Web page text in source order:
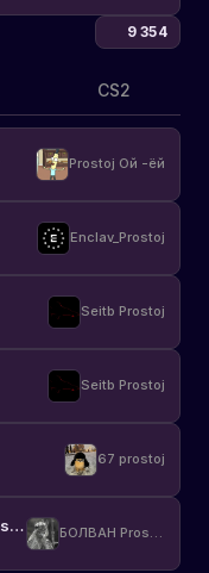
9 354
CS2
Prostoj Ой -ёй
Enclav_Prostoj
Seitb Prostoj
Seitb Prostoj
67 prostoj
Neoqueen (Field-Tested) БОЛВАН Prostoj